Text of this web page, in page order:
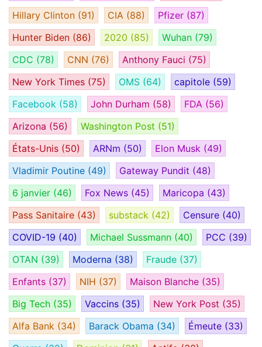
Hillary Clinton (91) CIA (88) Pfizer (87)
Hunter Biden (86) 2020 (85) Wuhan (79)
CDC (78) CNN (76) Anthony Fauci (75)
New York Times (75) OMS (64) capitole (59)
Facebook (58) John Durham (58) FDA (56)
Arizona (56) Washington Post (51)
États-Unis (50) ARNm (50) Elon Musk (49)
Vladimir Poutine (49) Gateway Pundit (48)
6 janvier (46) Fox News (45) Maricopa (43)
Pass Sanitaire (43) substack (42) Censure (40)
COVID-19 (40) Michael Sussmann (40) PCC (39)
OTAN (39) Moderna (38) Fraude (37)
Enfants (37) NIH (37) Maison Blanche (35)
Big Tech (35) Vaccins (35) New York Post (35)
Alfa Bank (34) Barack Obama (34) Émeute (33)